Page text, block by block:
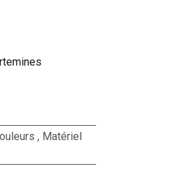
, Matériel